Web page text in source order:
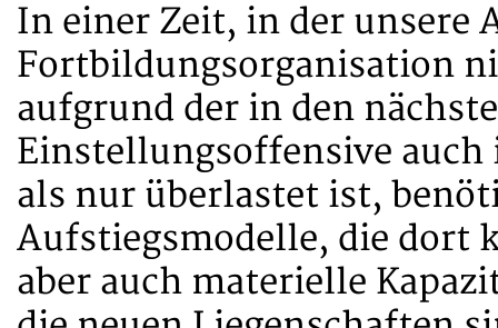
In einer Zeit, in der unsere
Fortbildungsorganisation
aufgrund der in den
Einstellungsoffensive
als nur überlastet ist,
Aufstiegsmodelle, die dort
aber auch materielle